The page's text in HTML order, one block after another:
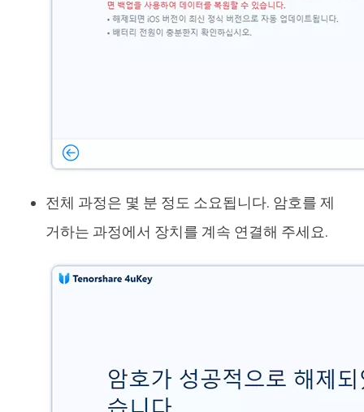
전체 과정은 몇 분 정도 소요됩니다. 암호를 제
거하는 과정에서 장치를 계속 연결해 주세요.